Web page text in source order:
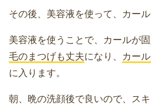
その後、美容液を使って、カール
美容液を使うことで、カールが
毛のまつげも丈夫になり、 カー
に入ります。
朝、晩の洗顔後で良いので、ス